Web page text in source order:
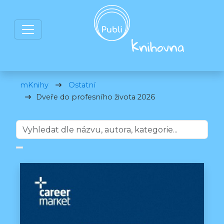
mKnihy
Ostatní
Dveře do profesního života 2026